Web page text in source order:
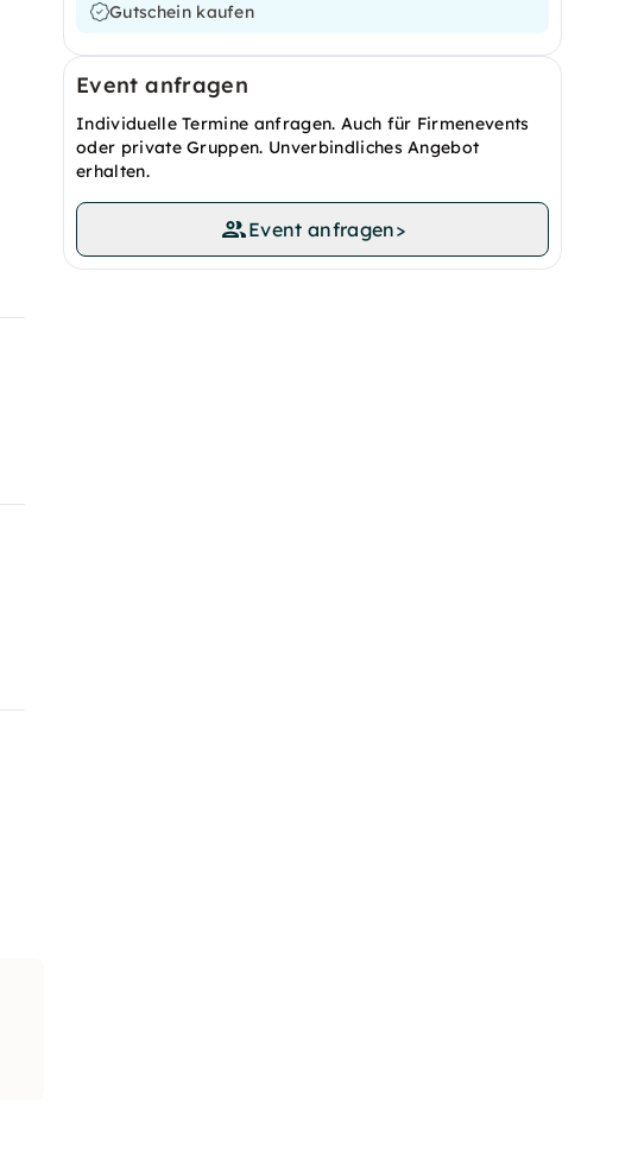
Gutschein kaufen
Event anfragen
Individuelle Termine anfragen. Auch für Firmenevents
oder private Gruppen. Unverbindliches Angebot
erhalten.
Event anfragen>